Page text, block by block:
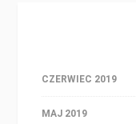
CZERWIEC 2019
MAJ 2019